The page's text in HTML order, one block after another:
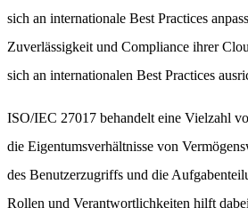
sich an internationale Best Practices
Zuverlässigkeit und Compliance ihrer
sich an internationalen Best Practices
ISO/IEC 27017 behandelt eine Vielzahl
die Eigentumsverhältnisse von
des Benutzerzugriffs und die
Rollen und Verantwortlichkeiten hilft